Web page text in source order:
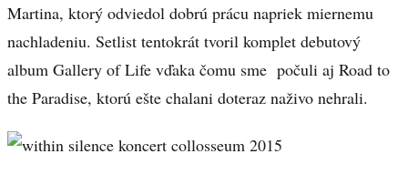
Martina, ktorý odviedol dobrú prácu napriek miernemu
nachladeniu. Setlist tentokrát tvoril komplet debutový
album Gallery of Life vďaka čomu sme počuli aj Road to
the Paradise, ktorú ešte chalani doteraz naživo nehrali.